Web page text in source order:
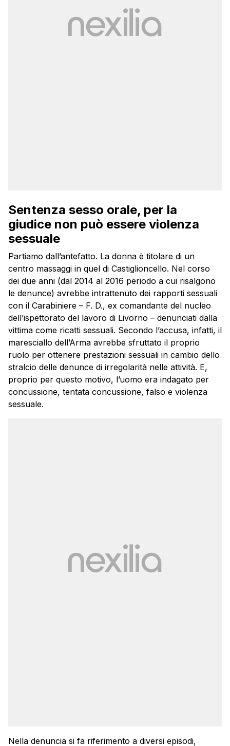
Sentenza sesso orale, per la
giudice non può essere violenza
sessuale
Partiamo dall’antefatto. La donna è titolare di un
centro massaggi in quel di Castiglioncello. Nel corso
dei due anni (dal 2014 al 2016 periodo a cui risalgono
le denunce) avrebbe intrattenuto dei rapporti sessuali
con il Carabiniere – F. D., ex comandante del nucleo
dell’ispettorato del lavoro di Livorno – denunciati dalla
vittima come ricatti sessuali. Secondo l’accusa, infatti, il
maresciallo dell’Arma avrebbe sfruttato il proprio
ruolo per ottenere prestazioni sessuali in cambio dello
stralcio delle denunce di irregolarità nelle attività. E,
proprio per questo motivo, l’uomo era indagato per
concussione, tentata concussione, falso e violenza
sessuale.
Nella denuncia si fa riferimento a diversi episodi,